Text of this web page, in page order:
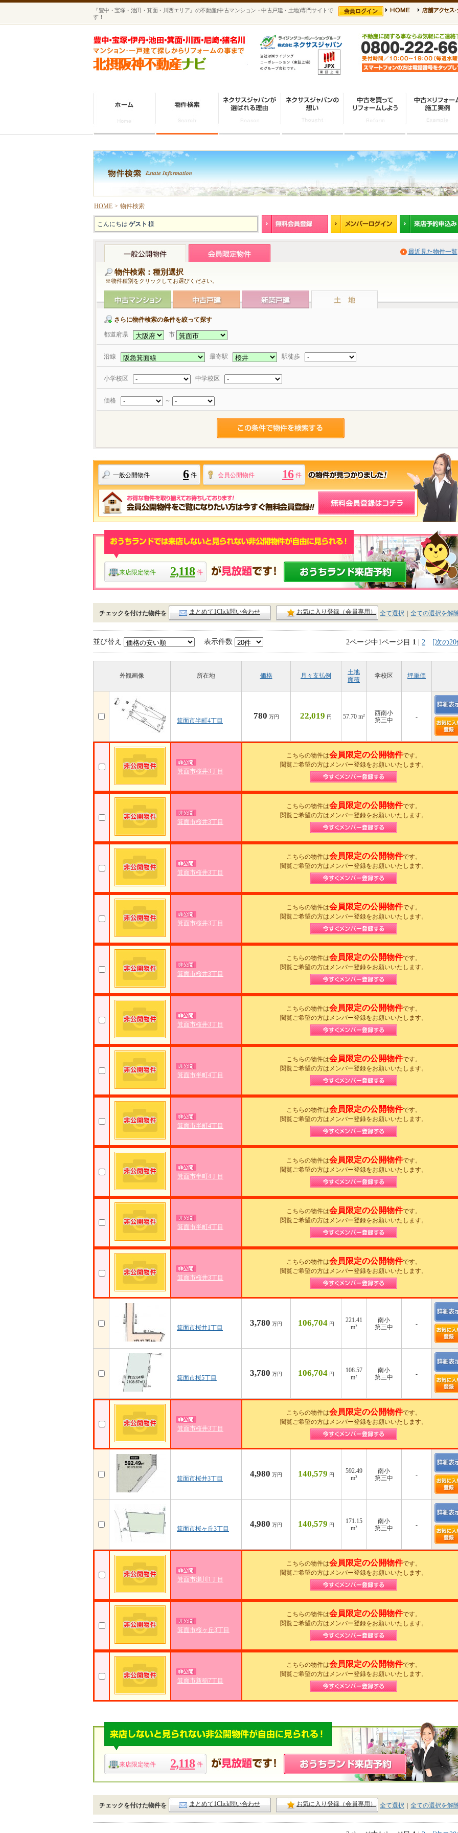
『豊中・宝塚・池田・箕面・川西エリア』の不動産(中古マンション・中古戸建・土地)専門サイトで
す！
HOME > 物件検索
こんにちは ゲスト 様
最近見た物件一覧
物件検索：種別選択
※物件種別をクリックしてお選びください。
さらに物件検索の条件を絞って探す
都道府県 市
沿線 最寄駅 駅徒歩
小学校区 中学校区
価格 ～
一般公開物件 件
6 会員公開物件 件
16
来店限定物件 件
2,118
チェックを付けた物件を まとめて1Click問い合わせ お気に入り登録（会員専用） 全て選択 全ての選択を解
並び替え 表示件数 2ページ中1ページ目 1 2 [次の
外観画像 所在地 価格 月々支払例
土地
面積
学校区 坪単価
箕面市半町4丁目 780 万円 22,019 円 57.70 m²
西南小
第三中
-
箕面市桜井3丁目
こちらの物件は会員限定の公開物件です。
閲覧ご希望の方はメンバー登録をお願いいたします。
箕面市桜井3丁目
こちらの物件は会員限定の公開物件です。
閲覧ご希望の方はメンバー登録をお願いいたします。
箕面市桜井3丁目
こちらの物件は会員限定の公開物件です。
閲覧ご希望の方はメンバー登録をお願いいたします。
箕面市桜井3丁目
こちらの物件は会員限定の公開物件です。
閲覧ご希望の方はメンバー登録をお願いいたします。
箕面市桜井3丁目
こちらの物件は会員限定の公開物件です。
閲覧ご希望の方はメンバー登録をお願いいたします。
箕面市桜井3丁目
こちらの物件は会員限定の公開物件です。
閲覧ご希望の方はメンバー登録をお願いいたします。
箕面市半町4丁目
こちらの物件は会員限定の公開物件です。
閲覧ご希望の方はメンバー登録をお願いいたします。
箕面市半町4丁目
こちらの物件は会員限定の公開物件です。
閲覧ご希望の方はメンバー登録をお願いいたします。
箕面市半町4丁目
こちらの物件は会員限定の公開物件です。
閲覧ご希望の方はメンバー登録をお願いいたします。
箕面市半町4丁目
こちらの物件は会員限定の公開物件です。
閲覧ご希望の方はメンバー登録をお願いいたします。
箕面市桜井3丁目
こちらの物件は会員限定の公開物件です。
閲覧ご希望の方はメンバー登録をお願いいたします。
箕面市桜井1丁目 3,780 万円 106,704円
221.41
m²
南小
第三中
-
箕面市桜5丁目 3,780 万円 106,704円
108.57
m²
南小
第三中
-
箕面市桜井3丁目
こちらの物件は会員限定の公開物件です。
閲覧ご希望の方はメンバー登録をお願いいたします。
箕面市桜井3丁目 4,980 万円 140,579 円
592.49
m²
南小
第三中
-
箕面市桜ヶ丘3丁目 4,980 万円 140,579 円
171.15
m²
南小
第三中
-
箕面市瀬川1丁目
こちらの物件は会員限定の公開物件です。
閲覧ご希望の方はメンバー登録をお願いいたします。
箕面市桜ヶ丘3丁目
こちらの物件は会員限定の公開物件です。
閲覧ご希望の方はメンバー登録をお願いいたします。
箕面市新稲7丁目
こちらの物件は会員限定の公開物件です。
閲覧ご希望の方はメンバー登録をお願いいたします。
来店限定物件 件
2,118
チェックを付けた物件を まとめて1Click問い合わせ お気に入り登録（会員専用） 全て選択 全ての選択を解